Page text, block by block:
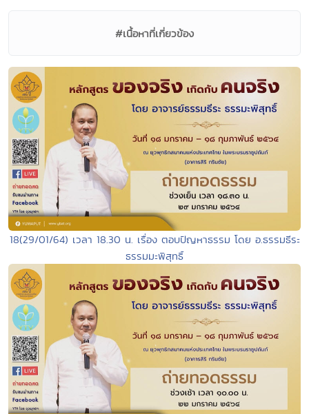
#เนื้อหาที่เกี่ยวข้อง
18(29/01/64) เวลา 18.30 น. เรื่อง ตอบปัญหาธรรม โดย อ.ธรรมธีระ
ธรรมมะพิสุทธิ์